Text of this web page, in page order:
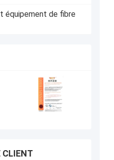
équipement de fibre
CLIENT